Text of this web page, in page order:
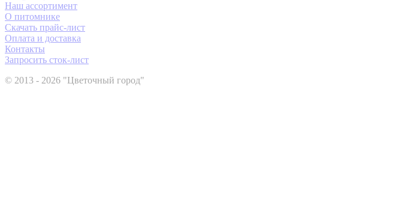
Наш ассортимент
О питомнике
Скачать прайс-лист
Оплата и доставка
Контакты
Запросить сток-лист
© 2013 - 2026 "Цветочный город"